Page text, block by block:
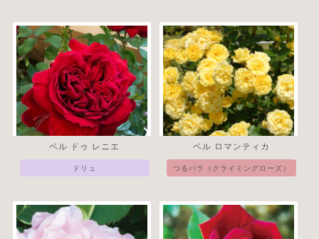
ベル ドゥ レニエ
ドリュ
ベル ロマンティカ
つるバラ（クライミングローズ）